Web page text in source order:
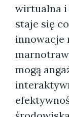
wirtualna i
staje się
innowacje
mogą